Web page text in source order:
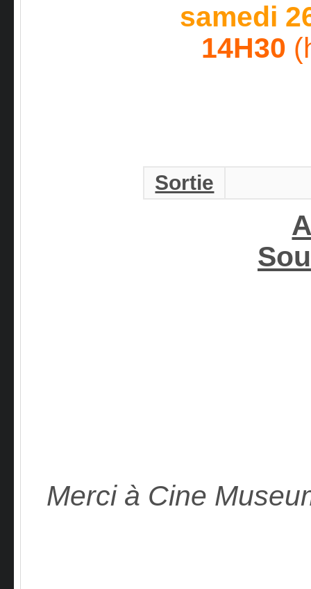
samedi
14H30
Sortie
Merci à Cine